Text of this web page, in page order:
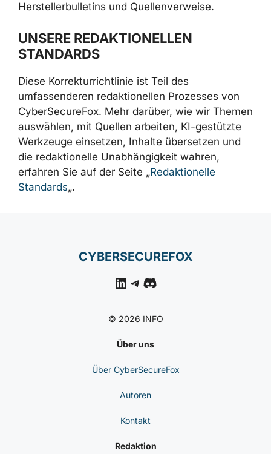
Herstellerbulletins und Quellenverweise.
UNSERE REDAKTIONELLEN
STANDARDS
Diese Korrekturrichtlinie ist Teil des
umfassenderen redaktionellen Prozesses von
CyberSecureFox. Mehr darüber, wie wir Themen
auswählen, mit Quellen arbeiten, KI-gestützte
Werkzeuge einsetzen, Inhalte übersetzen und
die redaktionelle Unabhängigkeit wahren,
erfahren Sie auf der Seite „Redaktionelle
Standards„.
CYBERSECUREFOX
LinkedIn
Telegram
Discord
© 2026 INFO
Über uns
Über CyberSecureFox
Autoren
Kontakt
Redaktion